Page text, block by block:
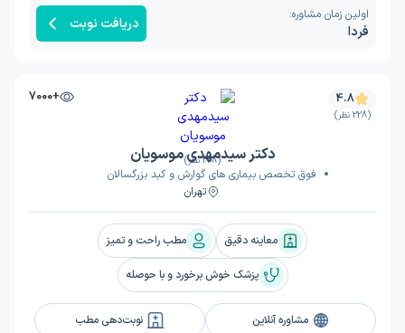
اولین زمان مشاوره:
فردا دریافت نوبت
(228 نظر)
+7000 4.8
(228 نظر)
دکتر سیدمهدی موسویان
فوق تخصص بیماری های گوارش و کبد بزرگسالان
تهران
معاینه دقیق مطب راحت و تمیز
پزشک خوش برخورد و با حوصله
مشاوره آنلاین نوبت‌دهی مطب